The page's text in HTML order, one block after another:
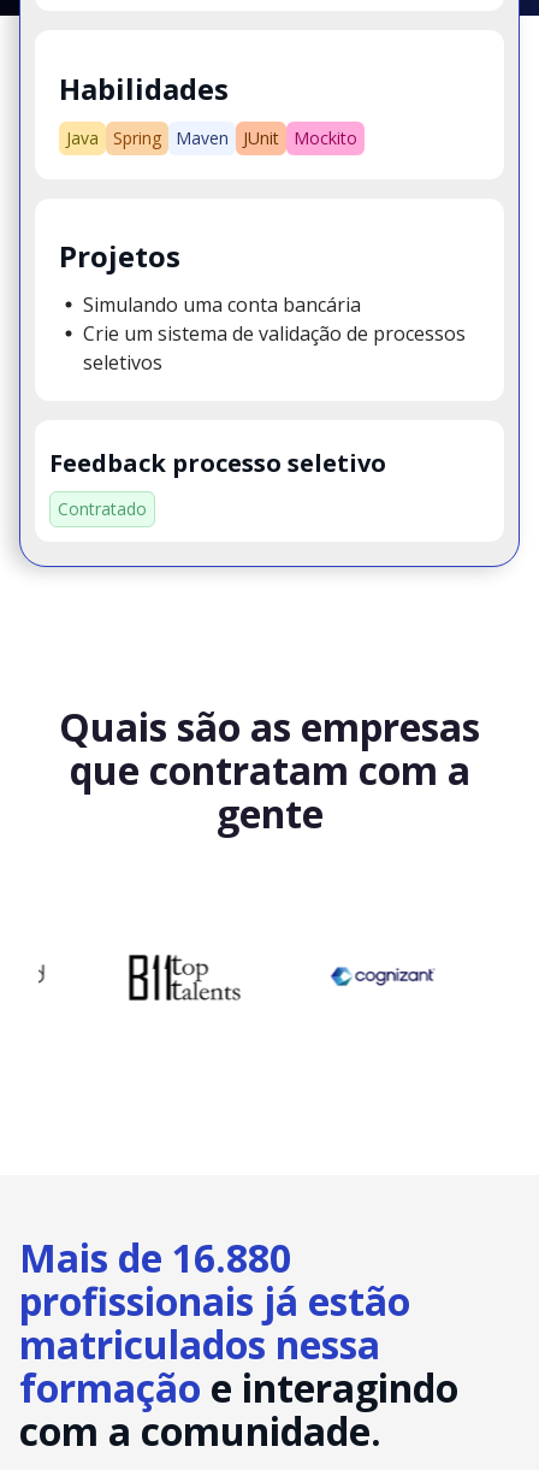
Habilidades
Java Spring Maven JUnit Mockito
Projetos
Simulando uma conta bancária
Crie um sistema de validação de processos
seletivos
Feedback processo seletivo
Contratado
Quais são as empresas
que contratam com a
gente
Mais de 16.880
profissionais já estão
matriculados nessa
formação e interagindo
com a comunidade.